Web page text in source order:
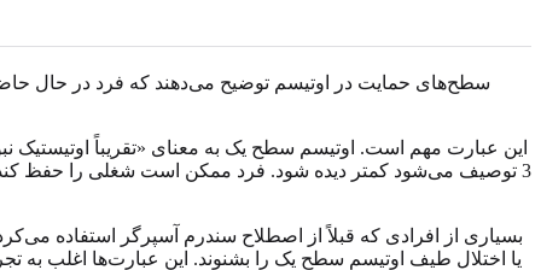
3 توصیف می‌شود کمتر دیده شود. فرد ممکن است شغلی را حفظ کند،
بسیاری از افرادی که قبلاً از اصطلاح سندرم آسپرگر استفاده
یا اختلال طیف اوتیسم سطح یک را بشنوند. این عبارت‌ها اغلب به